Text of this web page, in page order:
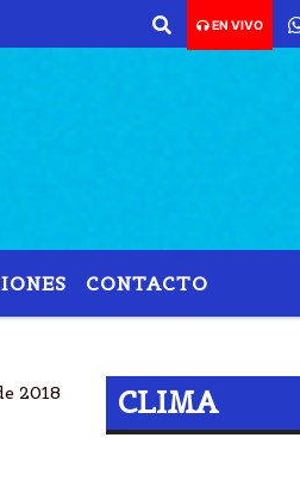
9 de Agosto de 2026 y son las
EN VIVO
CONTACTO
2018 CLIMA